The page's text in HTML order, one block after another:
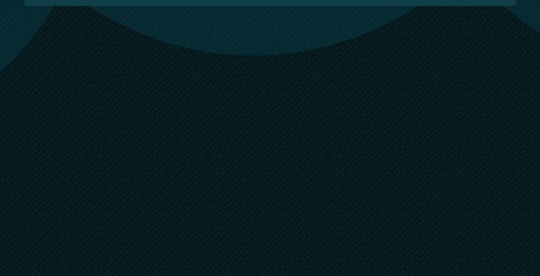
Va recomandam